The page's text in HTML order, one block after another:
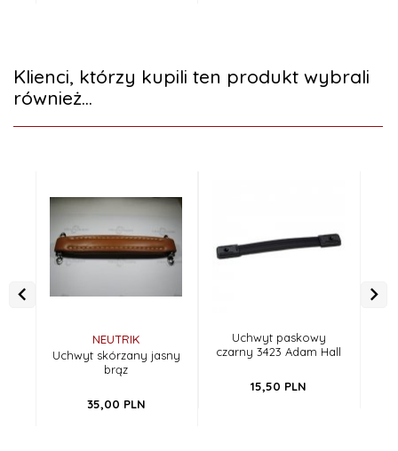
Klienci, którzy kupili ten produkt wybrali
również...
NEUTRIK
Uchwyt skórzany jasny
brąz
35,00 PLN
Uchwyt paskowy
czarny 3423 Adam Hall
15,50 PLN